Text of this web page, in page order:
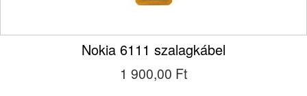
Nokia 6111 szalagkábel
1 900,00 Ft‎